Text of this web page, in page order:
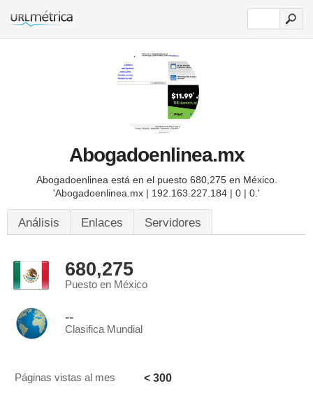
Abogadoenlinea.mx
Abogadoenlinea está en el puesto 680,275 en México.
'Abogadoenlinea.mx | 192.163.227.184 | 0 | 0.'
Análisis Enlaces Servidores
680,275
Puesto en México
--
Clasifica Mundial
Páginas vistas al mes < 300